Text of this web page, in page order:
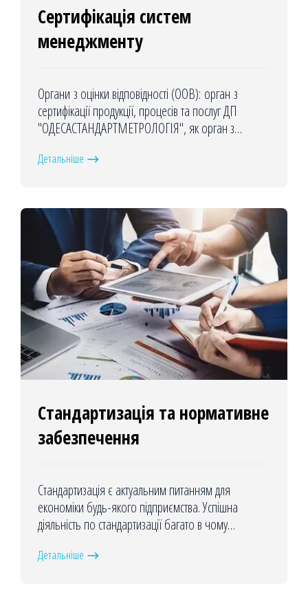
Сертифікація систем
менеджменту
Органи з оцінки відповідності (ООВ): орган з
сертифікації продукції, процесів та послуг ДП
"ОДЕСАСТАНДАРТМЕТРОЛОГІЯ", як орган з
відповідності, якості та
сертифікації систем менеджменту.
Детальніше
Стандартизація та нормативне
забезпечення
Стандартизація є актуальним питанням для
економіки будь-якого підприємства. Успішна
діяльність по стандартизації багато в чому
впорядкованості дій.
Детальніше